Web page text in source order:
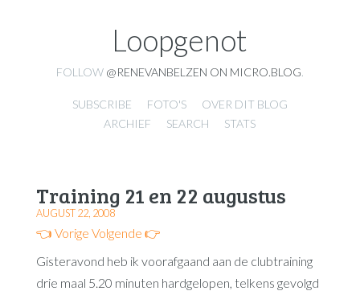
Loopgenot
FOLLOW @RENEVANBELZEN ON MICRO.BLOG
SUBSCRIBE FOTO'S
OVER DIT BLOG
ARCHIEF
SEARCH STATS
Training 21 en 22 augustus
AUGUST 22, 2008
👈 Vorige Volgende 👉
Gisteravond heb ik voorafgaand aan de clubtraining
drie maal 5.20 minuten hardgelopen, telkens gevolgd